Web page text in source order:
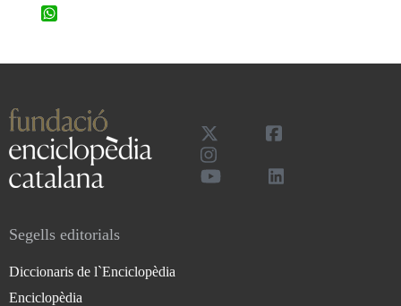
Segells editorials
Diccionaris de l`Enciclopèdia
Enciclopèdia